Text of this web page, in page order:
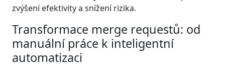
zvýšení efektivity a snížení rizika.
Transformace merge requestů: od
manuální práce k inteligentní
automatizaci